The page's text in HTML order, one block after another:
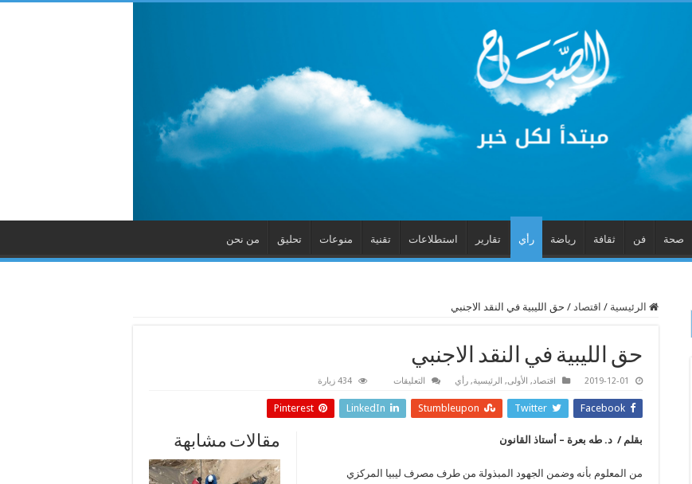
صحة فن ثقافة رياضة رأي تقارير استطلاعات تقنية منوعات تحليق من نحن
الرئيسية / اقتصاد / حق الليبية في النقد الاجنبي
حق الليبية في النقد الاجنبي
2019-12-01 اقتصاد, الأولى, الرئيسية, رأي التعليقات
الليبية
في
434 زيارة
Facebook
Twitter
Stumbleupon
LinkedIn
Pinterest
مقالات مشابهة بقلم / د. طه بعرة – أستاذ القانون
من المعلوم بأنه وضمن الجهود المبذولة من طرف مصرف ليبيا المركزي